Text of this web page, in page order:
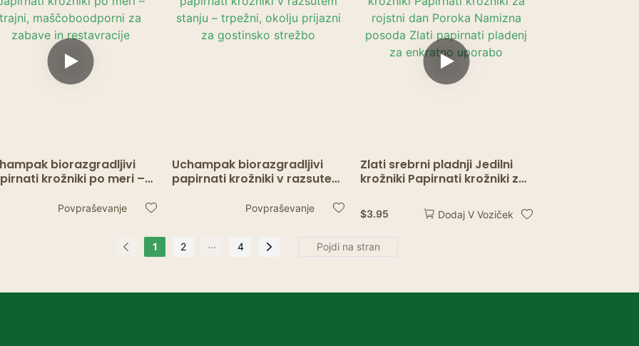
biorazgradljivi
krožniki po meri –
in restavracije
Povpraševanje
Uchampak biorazgradljivi
papirnati krožniki v razsutem
prijazni za gostinsko strežbo
Povpraševanje
Zlati srebrni pladnji Jedilni
krožniki Papirnati krožniki za
posoda Zlati papirnati
pladenj za enkratno uporabo
$3.95 Dodaj V Voziček
1 2 ... 4